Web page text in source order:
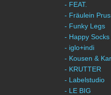
- FEAT.
- Fräulein
- Funky Legs
- Happy Socks
- iglo+indi
- Kousen &
- KRUTTER
- Labelstudio
- LE BIG